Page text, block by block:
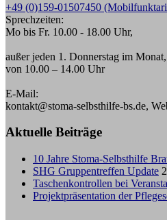
+49 (0)159-01507450
Sprechzeiten:
Mo bis Fr. 10.00 - 18.00 Uhr,
außer jeden 1. Donnerstag im
von 10.00 – 14.00 Uhr
E-Mail:
kontakt@stoma-selbsthilfe-bs.de,
Aktuelle Beiträge
10 Jahre Stoma-Selbsthilfe
SHG Gruppentreffen Update
Taschenkontrollen bei
Projektpräsentation der